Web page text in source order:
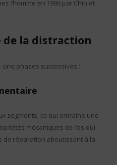
l’homme en 1996 par Chin et
de la distraction
phases successives :
segments, ce qui entraîne une
mécaniques de l’os qui
de réparation aboutissant à la